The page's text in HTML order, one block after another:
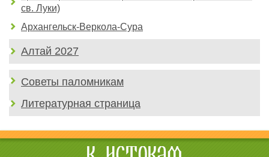
св. Луки)
Архангельск-Веркола-Сура
Алтай 2027
Советы паломникам
Литературная страница